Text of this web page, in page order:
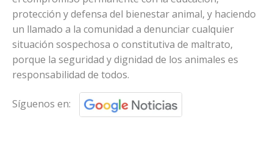
protección y defensa del bienestar animal, y haciendo
un llamado a la comunidad a denunciar cualquier
situación sospechosa o constitutiva de maltrato,
porque la seguridad y dignidad de los animales es
responsabilidad de todos.
Síguenos en: